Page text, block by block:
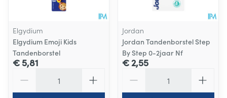
Elgydium
Elgydium Emoji Kids
Tandenborstel
€ 5,81
Jordan
Jordan Tandenborstel Step
By Step 0-2jaar Nf
€ 2,55